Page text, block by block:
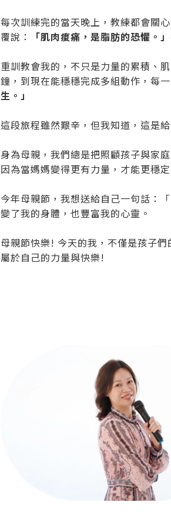
每次訓練完的當天晚上，教練都會關
覆說：
「肌肉痠痛，是脂肪的恐懼。」
重訓教會我的，不只是力量的累積、
鐘，到現在能穩穩完成多組動作，每
生。」
這段旅程雖然艱辛，但我知道，這是
身為母親，我們總是把照顧孩子與家
因為當媽媽變得更有力量，才能更穩
今年母親節，我想送給自己一句話：
變了我的身體，也豐富我的心靈。
母親節快樂! 今天的我，不僅是孩子
屬於自己的力量與快樂!